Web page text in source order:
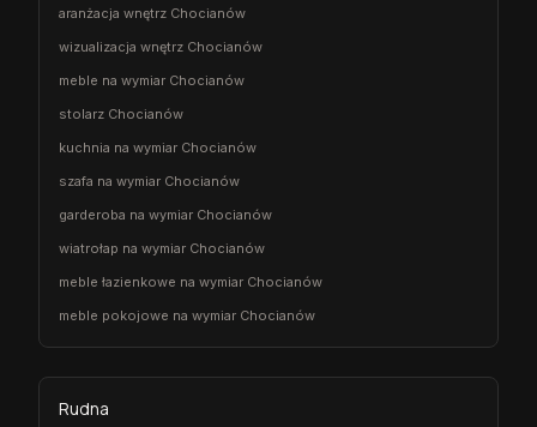
aranżacja wnętrz Chocianów
wizualizacja wnętrz Chocianów
meble na wymiar Chocianów
stolarz Chocianów
kuchnia na wymiar Chocianów
szafa na wymiar Chocianów
garderoba na wymiar Chocianów
wiatrołap na wymiar Chocianów
meble łazienkowe na wymiar Chocianów
meble pokojowe na wymiar Chocianów
Rudna